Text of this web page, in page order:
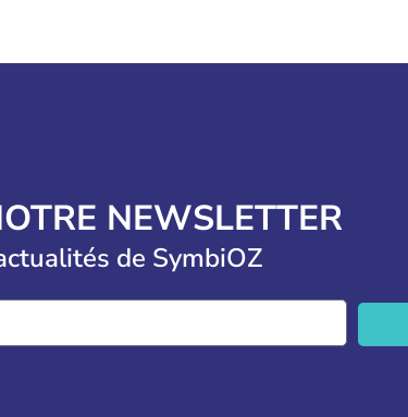
NEWSLETTER
de SymbiOZ